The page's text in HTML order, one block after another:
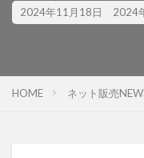
2024年11月18日 2024
HOME ネット販売